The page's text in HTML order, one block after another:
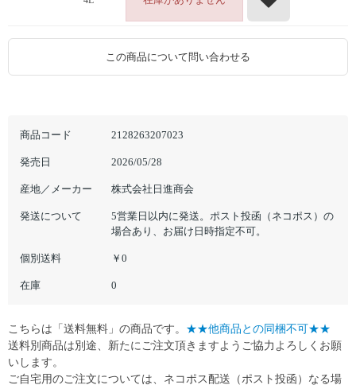
商品コード 2128263207023
発売日 2026/05/28
産地／メーカー 株式会社日進商会
発送について
5営業日以内に発送。ポスト投函（ネコポス）の
場合あり、お届け日時指定不可。
個別送料 ￥0
在庫 0
この商品について問い合わせる
こちらは「送料無料」の商品です。 ★★他商品との同梱不可★★
送料別商品は別途、新たにご注文頂きますようご協力よろしくお願
いします。
ご自宅用のご注文については、ネコポス配送（ポスト投函）なる場